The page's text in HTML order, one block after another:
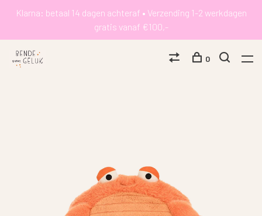
Klarna: betaal 14 dagen achteraf • Verzending 1-2 werkdagen
gratis vanaf €100,-
0